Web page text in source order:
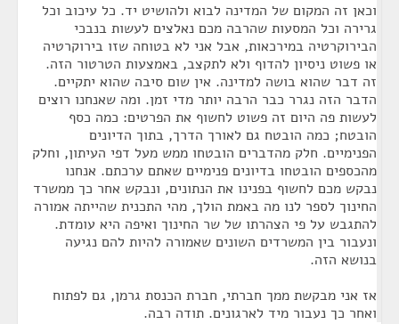
וכאן זה המקום של המדינה לבוא ולהושיט יד. כל עיכוב וכל
גרירה וכל המסעות שהרבה מכם נאלצים לעשות בנבכי
הבירוקרטיה במירכאות, אבל אני לא בטוחה שזו בירוקרטיה
או פשוט ניסיון להדוף ולא לתקצב, באמצעות הטרטור הזה.
זה דבר שהוא בושה למדינה. אין שום סיבה שהוא יתקיים.
הדבר הזה נגרר כבר הרבה יותר מדי זמן. ומה שאנחנו רוצים
לעשות פה היום זה פשוט לחשוף את הפרטים: כמה כסף
הובטח; כמה הובטח גם לאורך הדרך, בתוך הדיונים
הפנימיים. חלק מהדברים הובטחו ממש מעל דפי העיתון, וחלק
מהכספים הובטחו בדיונים פנימיים שאתם ערכתם. אנחנו
נבקש מכם לחשוף בפנינו את הנתונים, ונבקש אחר כך ממשרד
החינוך לספר לנו מה באמת הולך, מהי התכנית שהייתה אמורה
להתגבש על פי הצהרתו של שר החינוך ואיפה היא עומדת.
ונעבור בין המשרדים השונים שאמורה להיות להם נגיעה
בנושא הזה.
אז אני מבקשת ממך חברתי, חברת הכנסת גרמן, גם לפתוח
ואחר כך נעבור מיד לארגונים. תודה רבה.